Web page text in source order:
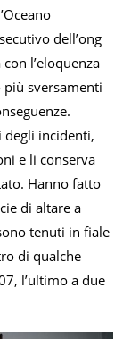
dell’ong
l’eloquenza
più sversamenti
degli incidenti,
e li conserva
Hanno fatto
di altare a
tenuti in fiale
di qualche
l’ultimo a due